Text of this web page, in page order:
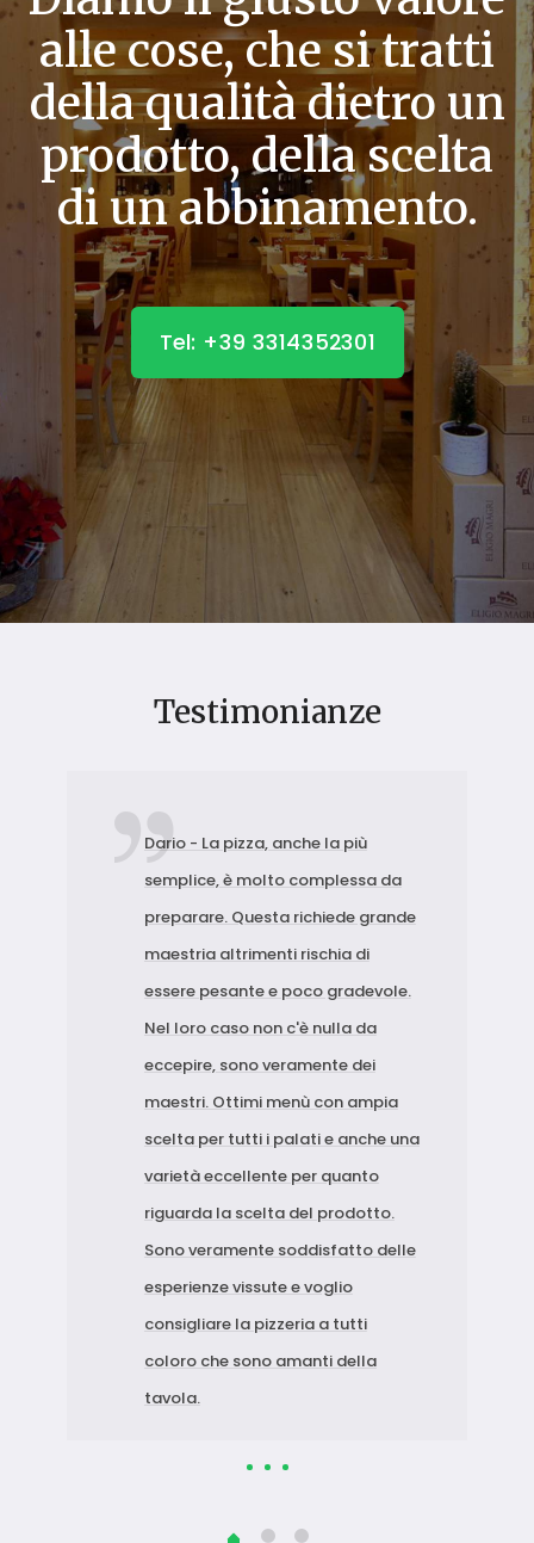
alle cose, che si tratti
della qualità dietro un
prodotto, della scelta
di un abbinamento.
Tel: +39 3314352301
Testimonianze
Dario - La pizza, anche la più
semplice, è molto complessa da
preparare. Questa richiede grande
maestria altrimenti rischia di
essere pesante e poco gradevole.
Nel loro caso non c'è nulla da
eccepire, sono veramente dei
maestri. Ottimi menù con ampia
scelta per tutti i palati e anche una
varietà eccellente per quanto
riguarda la scelta del prodotto.
Sono veramente soddisfatto delle
esperienze vissute e voglio
consigliare la pizzeria a tutti
coloro che sono amanti della
tavola.